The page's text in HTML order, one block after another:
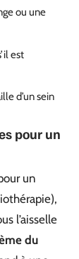
ou une
est
d’un sein
pour un
un
l’aisselle
du